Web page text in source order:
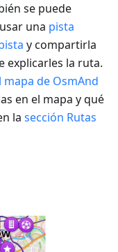
se puede
una pista
y compartirla
explicarles la ruta.
mapa de OsmAnd
en el mapa y qué
la sección Rutas